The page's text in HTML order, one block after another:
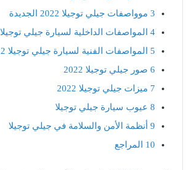
3 موواصفات جيلي توجيلا 2022 الجديدة
4 المواصفات الداخلية لسيارة جيلي توجيلا 2022
5 المواصفات الفنية لسيارة جيلي توجيلا 2022
6 صور جيلي توجيلا 2022
7 ميزات جيلي توجيلا 2022
8 عيوب سيارة جيلي توجيلا
9 أنظمة الأمن والسلامة في جيلي توجيلا
10 المراجع